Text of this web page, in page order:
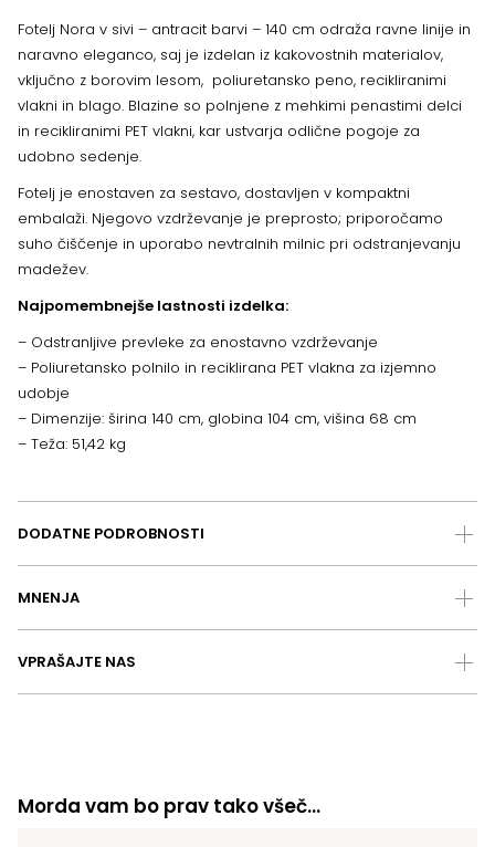
Fotelj Nora v sivi – antracit barvi – 140 cm odraža ravne linije in
naravno eleganco, saj je izdelan iz kakovostnih materialov,
vključno z borovim lesom, poliuretansko peno, recikliranimi
vlakni in blago. Blazine so polnjene z mehkimi penastimi delci
in recikliranimi PET vlakni, kar ustvarja odlične pogoje za
udobno sedenje.
Fotelj je enostaven za sestavo, dostavljen v kompaktni
embalaži. Njegovo vzdrževanje je preprosto; priporočamo
suho čiščenje in uporabo nevtralnih milnic pri odstranjevanju
madežev.
Najpomembnejše lastnosti izdelka:
– Odstranljive prevleke za enostavno vzdrževanje
– Poliuretansko polnilo in reciklirana PET vlakna za izjemno
udobje
– Dimenzije: širina 140 cm, globina 104 cm, višina 68 cm
– Teža: 51,42 kg
DODATNE PODROBNOSTI
MNENJA
VPRAŠAJTE NAS
Morda vam bo prav tako všeč…